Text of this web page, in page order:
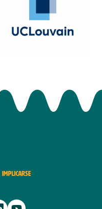
IMPLICARSE